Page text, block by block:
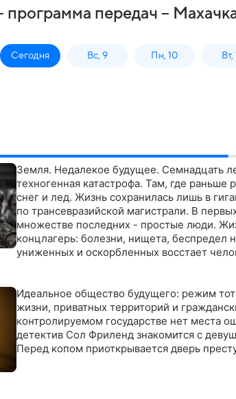
программа передач –
Сегодня Вс, 9 Пн, 10 Вт,
Земля. Недалекое будущее. Семнадцать
техногенная катастрофа. Там, где
снег и лед. Жизнь сохранилась лишь в
по трансевразийской магистрали. В
множестве последних - простые люди.
концлагерь: болезни, нищета, беспредел
униженных и оскорбленных восстает
справедливость. Однако у каждой
Идеальное общество будущего: режим
жизни, приватных территорий и
контролируемом государстве нет места
детектив Сол Фриленд знакомится с
Перед копом приоткрывается дверь